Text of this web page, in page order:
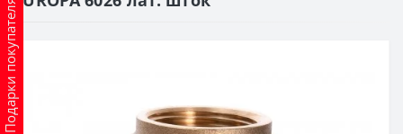
Подарки покупателям